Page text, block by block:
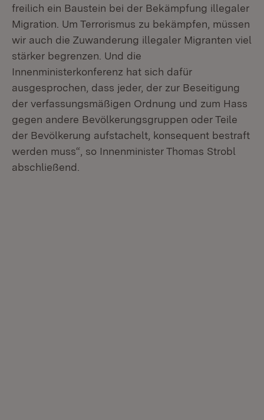
freilich ein Baustein bei der Bekämpfung illegaler
Migration. Um Terrorismus zu bekämpfen, müssen
wir auch die Zuwanderung illegaler Migranten viel
stärker begrenzen. Und die
Innenministerkonferenz hat sich dafür
ausgesprochen, dass jeder, der zur Beseitigung
der verfassungsmäßigen Ordnung und zum Hass
gegen andere Bevölkerungsgruppen oder Teile
der Bevölkerung aufstachelt, konsequent bestraft
werden muss“, so Innenminister Thomas Strobl
abschließend.